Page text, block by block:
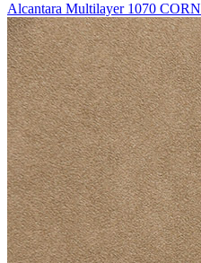
Alcantara Multilayer 1070 CORN